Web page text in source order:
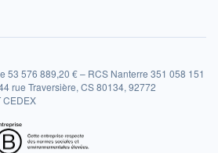
53 576 889,20 € – RCS Nanterre 351 058 151
rue Traversière, CS 80134, 92772
CEDEX